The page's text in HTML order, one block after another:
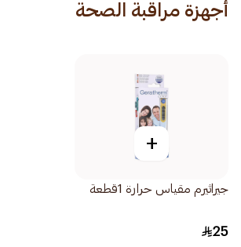
أجهزة مراقبة الصحة
+
جيراثيرم مقياس حرارة 1قطعة
25